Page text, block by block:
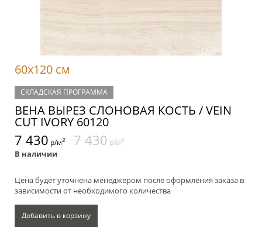
60x120 см
СКЛАДСКАЯ ПРОГРАММА
ВЕНА ВЫРЕЗ СЛОНОВАЯ КОСТЬ / VEIN
CUT IVORY 60120
7 430 р/м2 7 430р/м2
В наличии
Цена будет уточнена менеджером после оформления заказа в
зависимости от необходимого количества
Добавить в корзину